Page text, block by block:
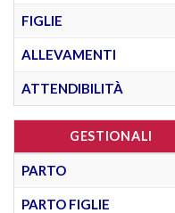
FIGLIE
ALLEVAMENTI
ATTENDIBILITÀ
GESTIONALI
PARTO
PARTO FIGLIE